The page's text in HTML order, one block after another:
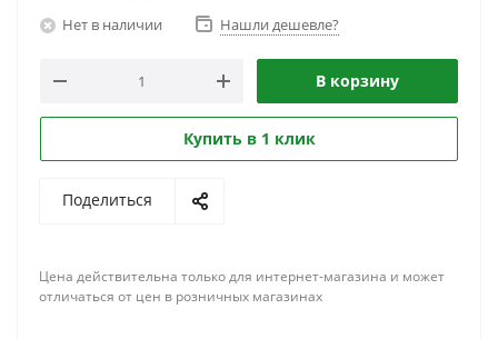
Нет в наличии Нашли дешевле?
В корзину
Купить в 1 клик
Поделиться
Цена действительна только для интернет-магазина и может
отличаться от цен в розничных магазинах